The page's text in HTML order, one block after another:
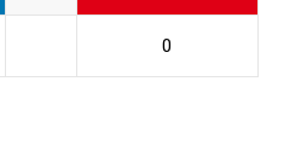
0